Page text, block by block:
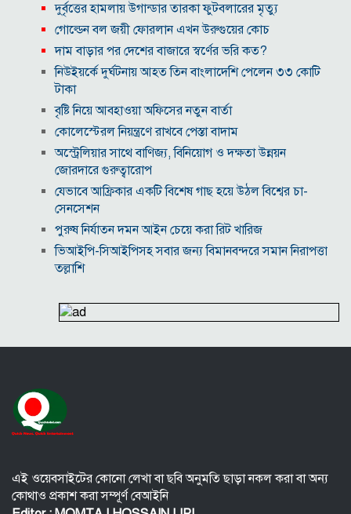
দুর্বৃত্তের হামলায় উগান্ডার তারকা ফুটবলারের মৃত্যু
গোল্ডেন বল জয়ী ফোরলান এখন উরুগুয়ের কোচ
দাম বাড়ার পর দেশের বাজারে স্বর্ণের ভরি কত?
নিউইয়র্কে দুর্ঘটনায় আহত তিন বাংলাদেশি পেলেন ৩৩ কোটি
টাকা
বৃষ্টি নিয়ে আবহাওয়া অফিসের নতুন বার্তা
কোলেস্টেরল নিয়ন্ত্রণে রাখবে পেস্তা বাদাম
অস্ট্রেলিয়ার সাথে বাণিজ্য, বিনিয়োগ ও দক্ষতা উন্নয়ন
জোরদারে গুরুত্বারোপ
যেভাবে আফ্রিকার একটি বিশেষ গাছ হয়ে উঠল বিশ্বের চা-
সেনসেশন
পুরুষ নির্যাতন দমন আইন চেয়ে করা রিট খারিজ
ভিআইপি-সিআইপিসহ সবার জন্য বিমানবন্দরে সমান নিরাপত্তা
তল্লাশি
চৌম্বক রহস্য
প্রতারণা মামলায় সালমান খানকে আদালতে তলব
হিরোশিমা-নাগাসাকি হামলার ৮১ বছর: বর্তমান বিশ্বে
পারমাণবিক পরিস্থিতি কি?
এই ওয়েবসাইটের কোনো লেখা বা ছবি অনুমতি ছাড়া নকল করা বা অন্য
কোথাও প্রকাশ করা সম্পূর্ণ বেআইনি